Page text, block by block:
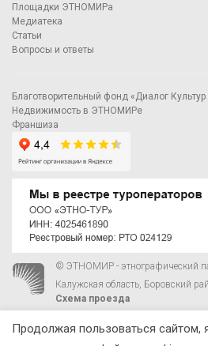
Площадки ЭТНОМИРа
Медиатека
Статьи
Вопросы и ответы
Благотворительный фонд «Диалог
Недвижимость в ЭТНОМИРе
Франшиза
© ЭТНОМИР - этнографический
Калужская область, Боровский
Схема проезда
Продолжая пользоваться сайтом,